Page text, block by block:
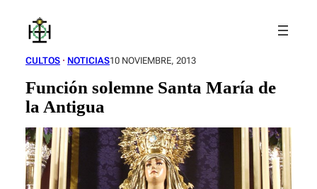
contenido
CULTOS · NOTICIAS10 NOVIEMBRE, 2013
Función solemne Santa María de
la Antigua